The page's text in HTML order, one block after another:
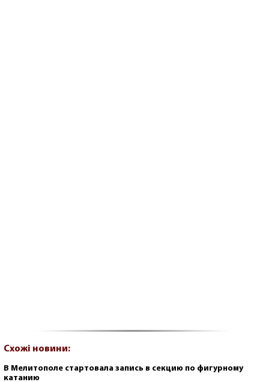
Схожі новини:
В Мелитополе стартовала запись в секцию по фигурному
катанию